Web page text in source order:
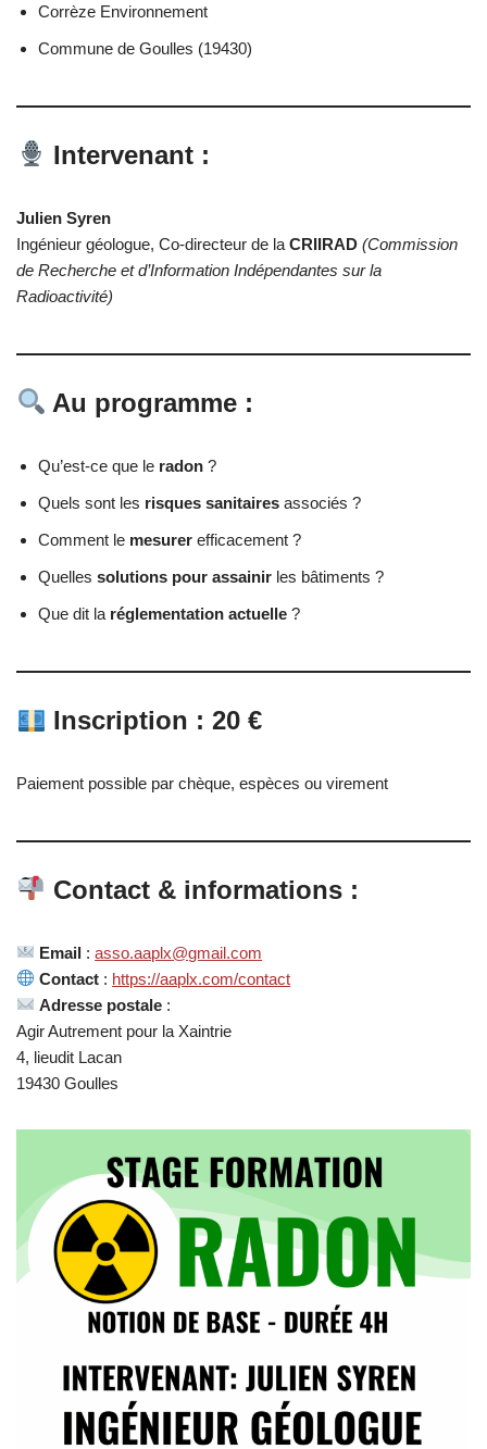
Corrèze Environnement
Commune de Goulles (19430)
Intervenant :
Julien Syren
Ingénieur géologue, Co-directeur de la CRIIRAD (Commission
de Recherche et d’Information Indépendantes sur la
Radioactivité)
Au programme :
Qu’est-ce que le radon ?
Quels sont les risques sanitaires associés ?
Comment le mesurer efficacement ?
Quelles solutions pour assainir les bâtiments ?
Que dit la réglementation actuelle ?
Inscription : 20 €
Paiement possible par chèque, espèces ou virement
Contact & informations :
Email :asso.aaplx@gmail.com
Contact : https://aaplx.com/contact
Adresse postale :
Agir Autrement pour la Xaintrie
4, lieudit Lacan
19430 Goulles